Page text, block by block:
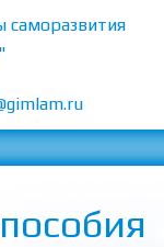
саморазвития